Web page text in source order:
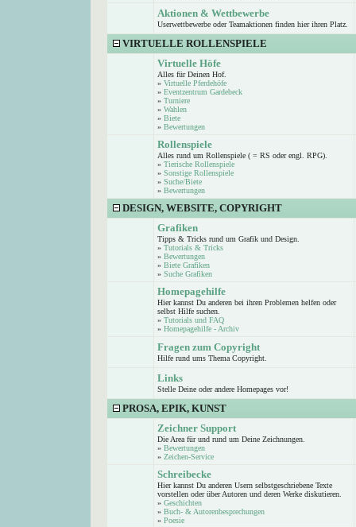
Aktionen & Wettbewerbe
Userwettbewerbe oder Teamaktionen finden hier ihren Platz.
VIRTUELLE ROLLENSPIELE
Virtuelle Höfe
Alles für Deinen Hof.
» Virtuelle Pferdehöfe
» Eventzentrum Gardebeck
» Turniere
» Wahlen
» Biete
» Bewertungen
Rollenspiele
Alles rund um Rollenspiele ( = RS oder engl. RPG).
» Tierische Rollenspiele
» Sonstige Rollenspiele
» Suche/Biete
» Bewertungen
DESIGN, WEBSITE, COPYRIGHT
Grafiken
Tipps & Tricks rund um Grafik und Design.
» Tutorials & Tricks
» Bewertungen
» Biete Grafiken
» Suche Grafiken
Homepagehilfe
Hier kannst Du anderen bei ihren Problemen helfen oder
selbst Hilfe suchen.
» Tutorials und FAQ
» Homepagehilfe - Archiv
Fragen zum Copyright
Hilfe rund ums Thema Copyright.
Links
Stelle Deine oder andere Homepages vor!
PROSA, EPIK, KUNST
Zeichner Support
Die Area für und rund um Deine Zeichnungen.
» Bewertungen
» Zeichen-Service
Schreibecke
Hier kannst Du anderen Usern selbstgeschriebene Texte
vorstellen oder über Autoren und deren Werke diskutieren.
» Geschichten
» Buch- & Autorenbesprechungen
» Poesie